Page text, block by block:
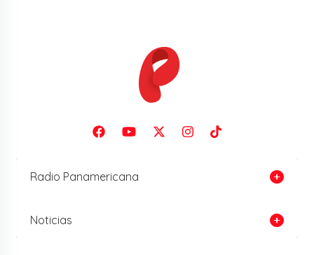
Radio Panamericana
Noticias